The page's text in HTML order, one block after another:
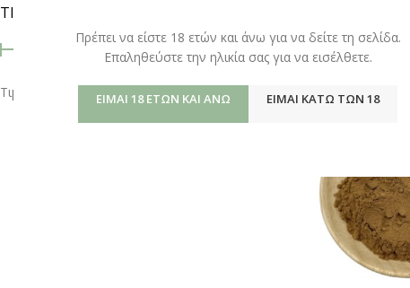
Πρέπει να είστε 18 ετών και άνω για να δείτε τη σελίδα.
Επαληθεύστε την ηλικία σας για να εισέλθετε.
ΕΊΜΑΙ 18 ΕΤΏΝ ΚΑΙ ΆΝΩ ΕΊΜΑΙ ΚΆΤΩ ΤΩΝ 18
ΤΙΜΉ
ΦΙΛΤΡΆΡΙΣΜΑ
Τιμή: 20 €